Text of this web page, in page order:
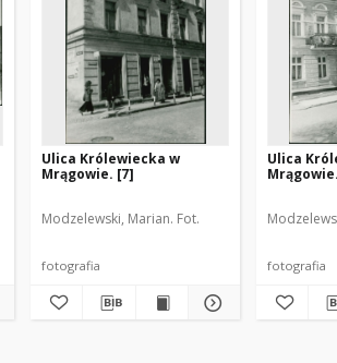
Ulica Królewiecka w
Mrągowie. [7]
Modzelewski, Marian. Fot.
fotografia
Ulica
fotografia